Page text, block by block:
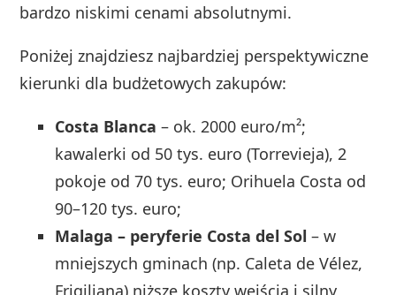
bardzo niskimi cenami absolutnymi.
Poniżej znajdziesz najbardziej perspektywiczne
kierunki dla budżetowych zakupów:
Costa Blanca – ok. 2000 euro/m²;
kawalerki od 50 tys. euro (Torrevieja), 2
pokoje od 70 tys. euro; Orihuela Costa od
90–120 tys. euro;
Malaga – peryferie Costa del Sol – w
mniejszych gminach (np. Caleta de Vélez,
Frigiliana) niższe koszty wejścia i silny